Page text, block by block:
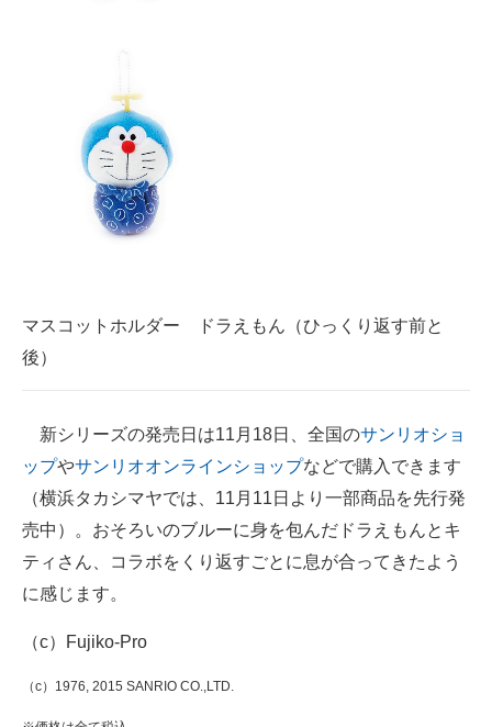
マスコットホルダー ドラえもん（ひっくり返す前と
後）
新シリーズの発売日は11月18日、全国のサンリオショ
ップやサンリオオンラインショップなどで購入できます
（横浜タカシマヤでは、11月11日より一部商品を先行発
売中）。おそろいのブルーに身を包んだドラえもんとキ
ティさん、コラボをくり返すごとに息が合ってきたよう
に感じます。
（c）Fujiko-Pro
（c）1976, 2015 SANRIO CO.,LTD.